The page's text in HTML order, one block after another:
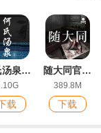
何氏汤泉官方ios版
载
随大同官方版
389.8M
下载